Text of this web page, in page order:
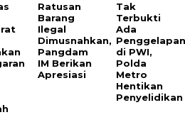
Ratusan
Barang
Ilegal
Dimusnahkan,
Pangdam
IM Berikan
Apresiasi
Tak
Terbukti
Ada
di PWI,
Polda
Metro
Hentikan
Penyelidikan